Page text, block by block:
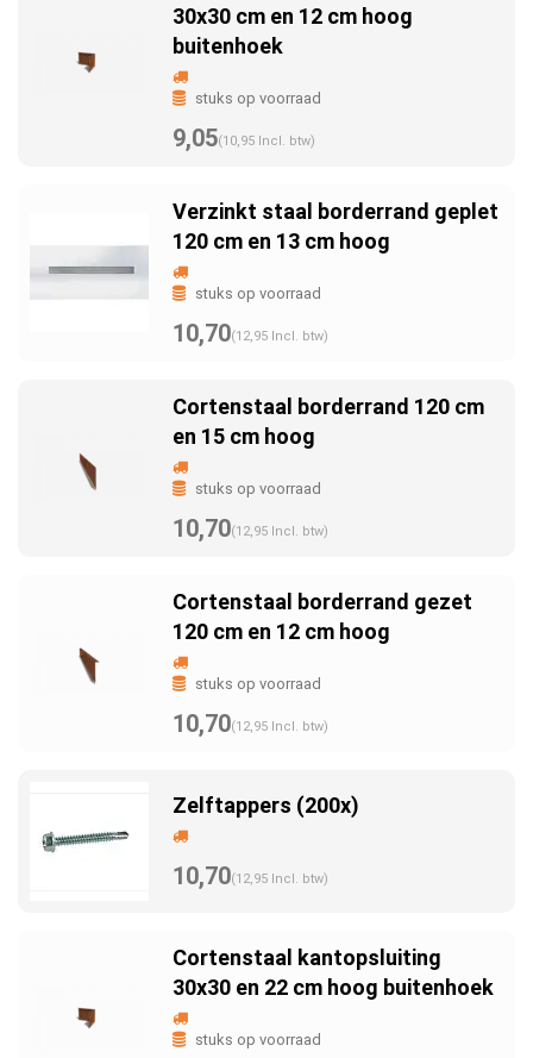
30x30 cm en 12 cm hoog
buitenhoek
stuks op voorraad
9,05(10,95 Incl. btw)
Verzinkt staal borderrand geplet
120 cm en 13 cm hoog
stuks op voorraad
10,70(12,95 Incl. btw)
Cortenstaal borderrand 120 cm
en 15 cm hoog
stuks op voorraad
10,70(12,95 Incl. btw)
Cortenstaal borderrand gezet
120 cm en 12 cm hoog
stuks op voorraad
10,70(12,95 Incl. btw)
Zelftappers (200x)
10,70(12,95 Incl. btw)
Cortenstaal kantopsluiting
30x30 en 22 cm hoog buitenhoek
stuks op voorraad